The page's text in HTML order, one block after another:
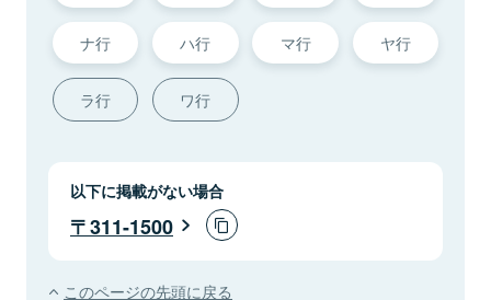
ナ行 ハ行 マ行 ヤ行
ラ行 ワ行
以下に掲載がない場合
311-1500
このページの先頭に戻る